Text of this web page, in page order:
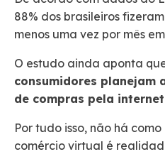
88% dos brasileiros
menos uma vez por mês
O estudo ainda aponta
consumidores planejam
de compras pela
Por tudo isso, não há
comércio virtual é